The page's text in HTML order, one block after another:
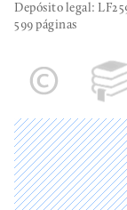
Depósito legal:
599 páginas